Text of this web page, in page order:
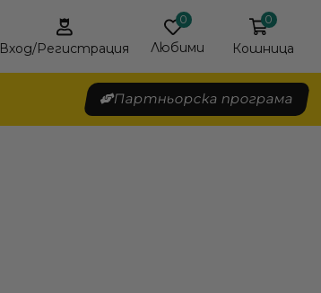
Вход/Регистрация
0
Любими
0
Кошница
Партньорска програма